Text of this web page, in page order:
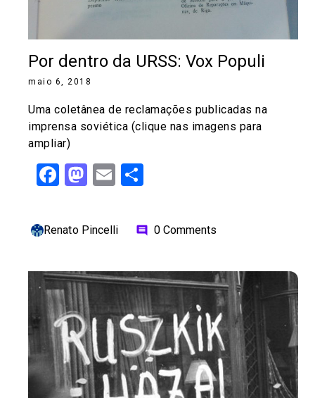
Por dentro da URSS: Vox Populi
maio 6, 2018
Uma coletânea de reclamações publicadas na
imprensa soviética (clique nas imagens para
ampliar)
Facebook
Mastodon
Email
Renato Pincelli comment 0 Comments